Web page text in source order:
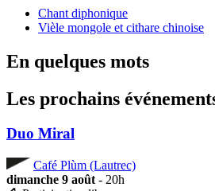
Chant diphonique
Vièle mongole et cithare chinoise
En quelques mots
Les prochains
Duo Miral
Café Plùm (Lautrec)
dimanche 9 août - 20h